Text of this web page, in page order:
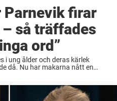
Parnevik firar
så träffades
ord”
i ung ålder och deras kärlek
då. Nu har makarna nått en